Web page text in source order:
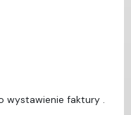
wystawienie faktury .